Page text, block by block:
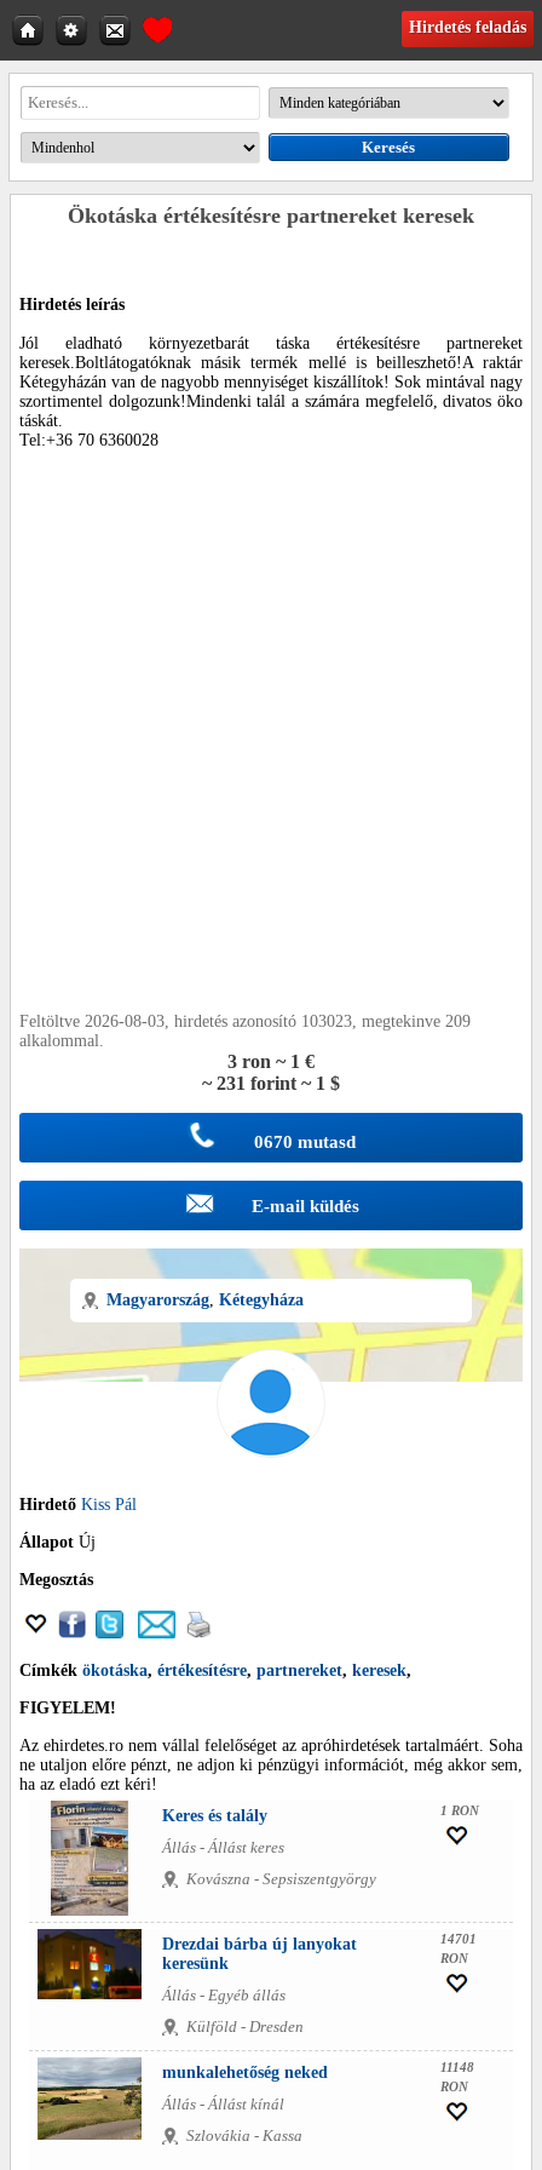
Hirdetés feladás
Ökotáska értékesítésre partnereket keresek
Hirdetés leírás
Jól eladható környezetbarát táska értékesítésre partnereket
keresek.Boltlátogatóknak másik termék mellé is beilleszhető!A raktár
Kétegyházán van de nagyobb mennyiséget kiszállítok! Sok mintával nagy
szortimentel dolgozunk!Mindenki talál a számára megfelelő, divatos öko
táskát.
Tel:+36 70 6360028
Feltöltve 2026-08-03, hirdetés azonosító 103023, megtekinve 209
alkalommal.
3 ron ~ 1 €
~ 231 forint ~ 1 $
0670 mutasd
E-mail küldés
Magyarország, Kétegyháza
Hirdető Kiss Pál
Állapot Új
Megosztás
Címkék ökotáska, értékesítésre, partnereket, keresek,
FIGYELEM!
Az ehirdetes.ro nem vállal felelőséget az apróhirdetések tartalmáért. Soha
ne utaljon előre pénzt, ne adjon ki pénzügyi információt, még akkor sem,
ha az eladó ezt kéri!
Keres és talály
Állás - Állást keres
Kovászna - Sepsiszentgyörgy
1 RON
Drezdai bárba új lanyokat
keresünk
Állás - Egyéb állás
Külföld - Dresden
14701
RON
munkalehetőség neked
Állás - Állást kínál
Szlovákia - Kassa
11148
RON